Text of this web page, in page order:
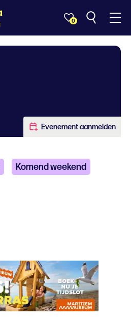
0
Evenement aanmelden
Komend weekend